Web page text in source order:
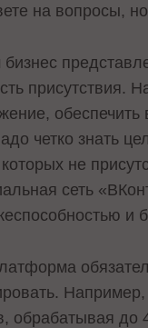
на вопросы,
присутствия.
четко знать
не
сеть
и
обрабатывая